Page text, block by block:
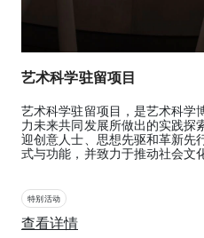
艺术科学驻留项目
艺术科学驻留项目，是艺术科学
力未来共同发展所做出的实践探
迎创意人士、思想先驱和革新先
式与功能，并致力于推动社会文
特别活动
查看详情